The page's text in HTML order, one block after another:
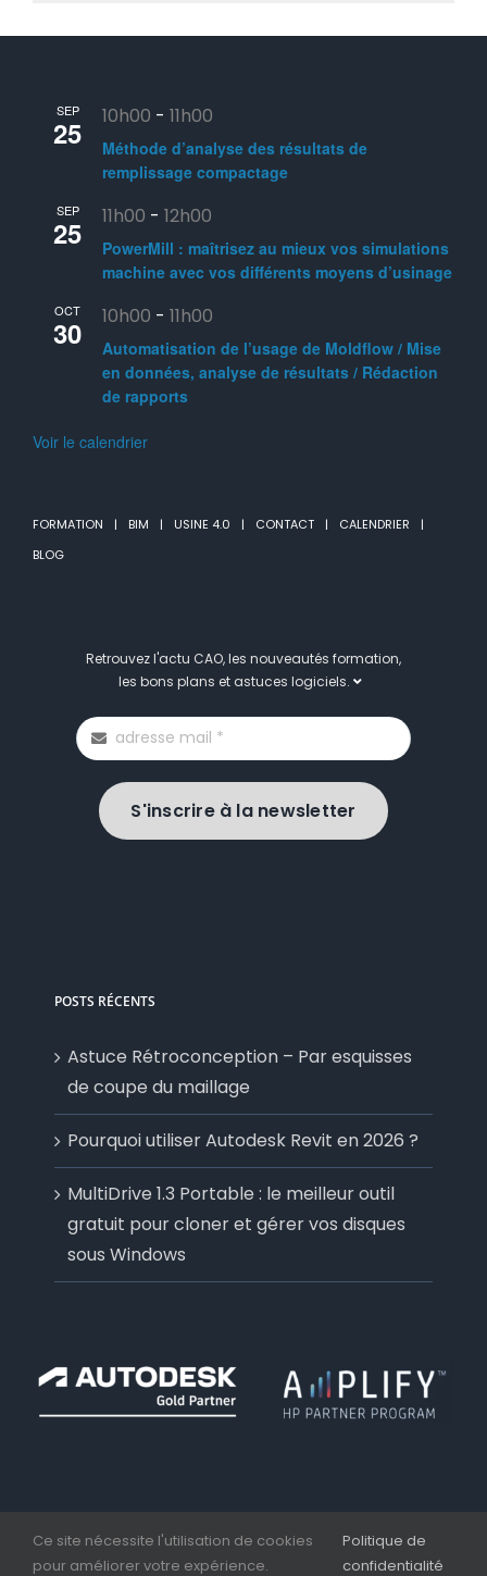
SEP
25 10h00 - 11h00
Méthode d’analyse des résultats de
remplissage compactage
SEP
25 11h00 - 12h00
PowerMill : maîtrisez au mieux vos simulations
machine avec vos différents moyens d’usinage
OCT
30 10h00 - 11h00
Automatisation de l’usage de Moldflow / Mise
en données, analyse de résultats / Rédaction
de rapports
Voir le calendrier
FORMATION BIM USINE 4.0 CONTACT
CALENDRIER
BLOG
Retrouvez l'actu CAO, les nouveautés formation,
les bons plans et astuces logiciels.
S'inscrire à la newsletter
POSTS RÉCENTS
Astuce Rétroconception – Par esquisses
de coupe du maillage
Pourquoi utiliser Autodesk Revit en 2026 ?
MultiDrive 1.3 Portable : le meilleur outil
gratuit pour cloner et gérer vos disques
sous Windows
Ce site nécessite l'utilisation de cookies
pour améliorer votre expérience.
Politique de
confidentialité